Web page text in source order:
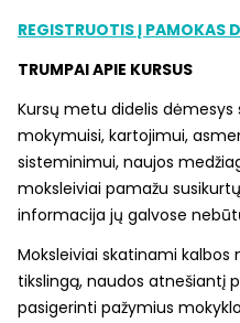
REGISTRUOTIS Į PAMOKAS
TRUMPAI APIE KURSUS
Kursų metu didelis dėmesys
mokymuisi, kartojimui,
sisteminimui, naujos
moksleiviai pamažu
informacija jų galvose
Moksleiviai skatinami kalbos
tikslingą, naudos atnešiantį
pasigerinti pažymius